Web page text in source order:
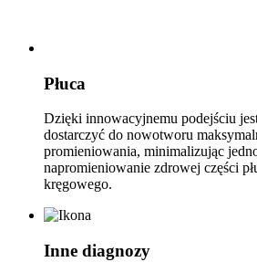
Płuca
Dzięki innowacyjnemu podejściu
dostarczyć do nowotworu
promieniowania, minimalizując
napromieniowanie zdrowej części
kręgowego.
Inne diagnozy